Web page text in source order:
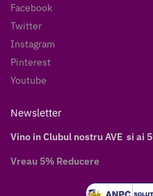
Facebook
Twitter
Instagram
Pinterest
Youtube
Newsletter
Vino in Clubul nostru AVE si ai
Vreau 5% Reducere